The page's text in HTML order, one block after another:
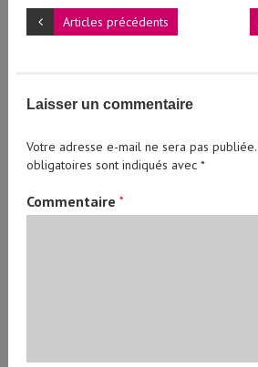
Articles précédents
Laisser un commentaire
Votre adresse e-mail ne sera pas publiée.
obligatoires sont indiqués avec*
Commentaire*